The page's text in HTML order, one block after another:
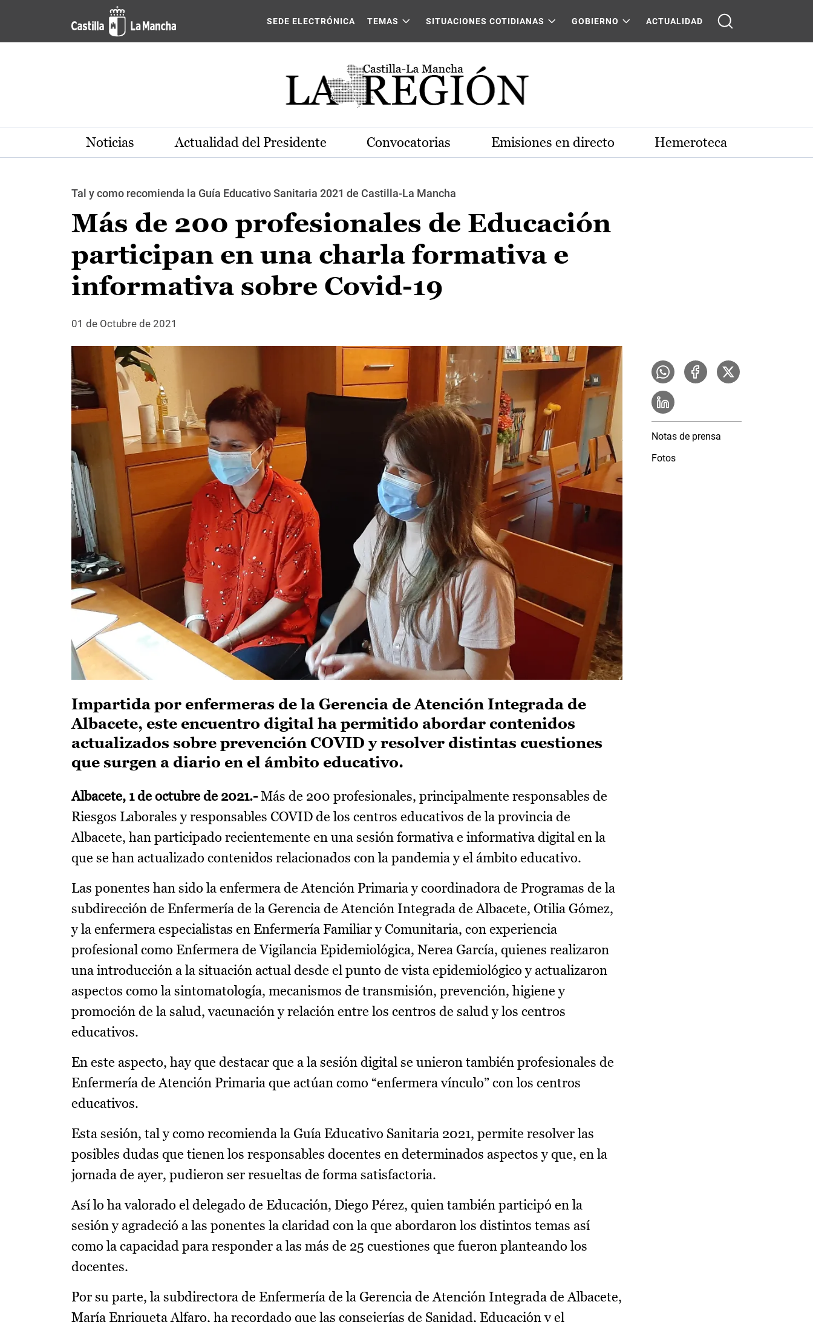
Pasar al contenido principal
SEDE ELECTRÓNICA TEMAS SITUACIONES COTIDIANAS GOBIERNO ACTUALIDAD
Noticias Actualidad del Presidente Convocatorias Emisiones en directo Hemeroteca
Tal y como recomienda la Guía Educativo Sanitaria 2021 de Castilla-La Mancha
Más de 200 profesionales de Educación
participan en una charla formativa e
informativa sobre Covid-19
01 de Octubre de 2021
Impartida por enfermeras de la Gerencia de Atención Integrada de
Albacete, este encuentro digital ha permitido abordar contenidos
actualizados sobre prevención COVID y resolver distintas cuestiones
que surgen a diario en el ámbito educativo.
Albacete, 1 de octubre de 2021.-Más de 200 profesionales, principalmente responsables de
Riesgos Laborales y responsables COVID de los centros educativos de la provincia de
Albacete, han participado recientemente en una sesión formativa e informativa digital en la
que se han actualizado contenidos relacionados con la pandemia y el ámbito educativo.
Las ponentes han sido la enfermera de Atención Primaria y coordinadora de Programas de la
subdirección de Enfermería de la Gerencia de Atención Integrada de Albacete, Otilia Gómez,
y la enfermera especialistas en Enfermería Familiar y Comunitaria, con experiencia
profesional como Enfermera de Vigilancia Epidemiológica, Nerea García, quienes realizaron
una introducción a la situación actual desde el punto de vista epidemiológico y actualizaron
aspectos como la sintomatología, mecanismos de transmisión, prevención, higiene y
promoción de la salud, vacunación y relación entre los centros de salud y los centros
educativos.
En este aspecto, hay que destacar que a la sesión digital se unieron también profesionales de
Enfermería de Atención Primaria que actúan como “enfermera vínculo” con los centros
educativos.
Esta sesión, tal y como recomienda la Guía Educativo Sanitaria 2021, permite resolver las
posibles dudas que tienen los responsables docentes en determinados aspectos y que, en la
jornada de ayer, pudieron ser resueltas de forma satisfactoria.
Así lo ha valorado el delegado de Educación, Diego Pérez, quien también participó en la
sesión y agradeció a las ponentes la claridad con la que abordaron los distintos temas así
como la capacidad para responder a las más de 25 cuestiones que fueron planteando los
docentes.
Por su parte, la subdirectora de Enfermería de la Gerencia de Atención Integrada de Albacete,
María Enriqueta Alfaro, ha recordado que las consejerías de Sanidad, Educación y el
Notas de prensa
Fotos